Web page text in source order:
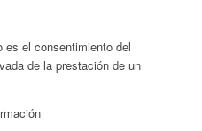
es el consentimiento del
de la prestación de un